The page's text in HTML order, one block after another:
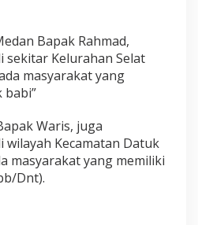
Bapak Rahmad,
sekitar Kelurahan Selat
masyarakat yang
babi”
Waris, juga
wilayah Kecamatan Datuk
masyarakat yang memiliki
Dnt).